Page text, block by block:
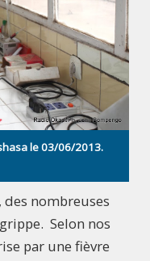
le 03/06/2013.
des nombreuses
Selon nos
par une fièvre